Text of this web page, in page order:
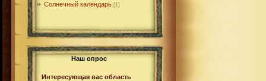
Солнечный календарь [1]
Наш опрос
Интересующая вас область